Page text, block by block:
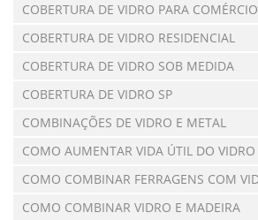
COBERTURA DE VIDRO PARA COMÉRCIO
COBERTURA DE VIDRO RESIDENCIAL
COBERTURA DE VIDRO SOB MEDIDA
COBERTURA DE VIDRO SP
COMBINAÇÕES DE VIDRO E METAL
COMO AUMENTAR VIDA ÚTIL DO VIDRO
COMO COMBINAR FERRAGENS COM
COMO COMBINAR VIDRO E MADEIRA